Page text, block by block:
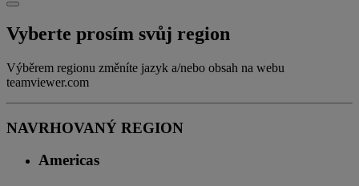
Vyberte prosím svůj region
Výběrem regionu změníte jazyk a/nebo obsah na webu
teamviewer.com
NAVRHOVANÝ REGION
Americas